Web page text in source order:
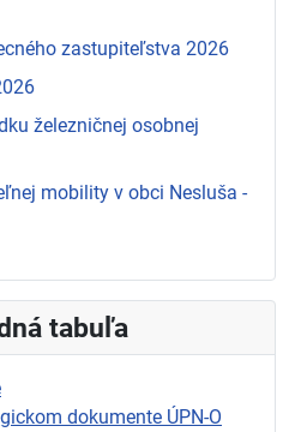
zastupiteľstva 2026
železničnej osobnej
mobility v obci Nesluša -
tabuľa
dokumente ÚPN-O